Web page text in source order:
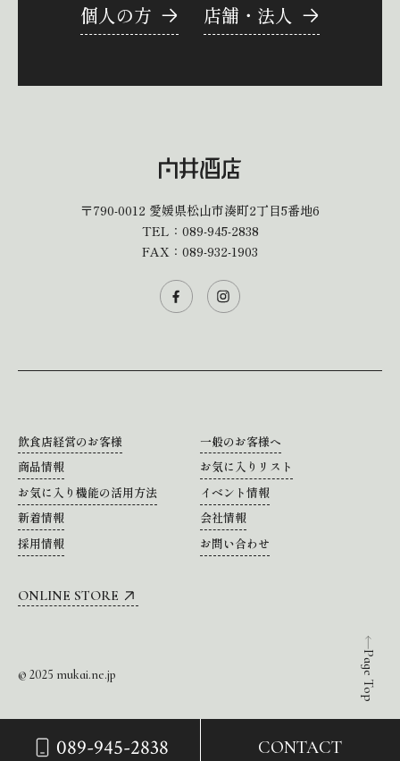
089-945-2838 CONTACT
Page Top
個人の方 店舗・法人
〒790-0012 愛媛県松山市湊町2丁目5番地6
TEL： 089-945-2838
FAX：089-932-1903
飲食店経営のお客様
一般のお客様へ
商品情報
お気に入りリスト
お気に入り機能の活用方法
イベント情報
新着情報
会社情報
採用情報
お問い合わせ
ONLINE STORE
© 2025 mukai.ne.jp